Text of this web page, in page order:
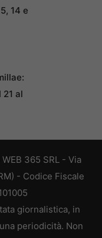
14 e
al
365 SRL - Via
- Codice Fiscale
giornalistica, in
periodicità. Non